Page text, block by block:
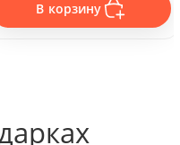
В корзину